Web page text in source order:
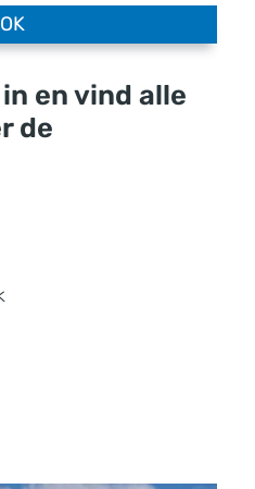
OK
en vind alle
de